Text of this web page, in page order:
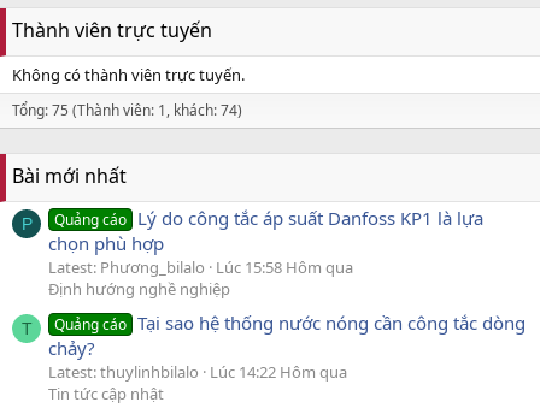
Thành viên trực tuyến
Không có thành viên trực tuyến.
Tổng: 75 (Thành viên: 1, khách: 74)
Bài mới nhất
P Quảng cáo Lý do công tắc áp suất Danfoss KP1 là lựa
chọn phù hợp
Latest: Phương_bilalo
Lúc 15:58 Hôm qua
Định hướng nghề nghiệp
T Quảng cáo Tại sao hệ thống nước nóng cần công tắc dòng
chảy?
Latest: thuylinhbilalo
Lúc 14:22 Hôm qua
Tin tức cập nhật